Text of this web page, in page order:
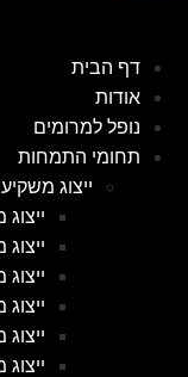
דף הבית
אודות
נופל למרומים
תחומי התמחות
ייצוג